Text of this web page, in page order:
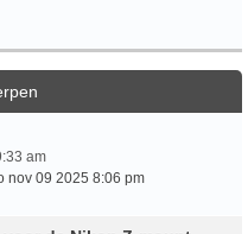
am
nov 09 2025 8:06 pm